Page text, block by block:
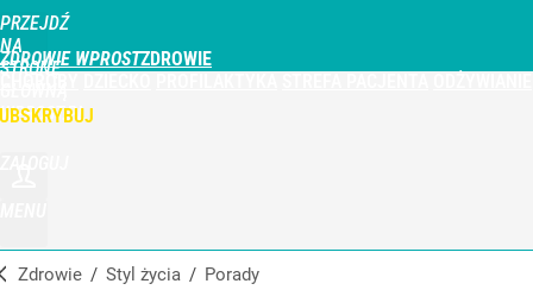
PRZEJDŹ
NA
STRONĘ
WPROST.PL
ZDROWIE WPROST
Zdrowie / Styl życia / Porady